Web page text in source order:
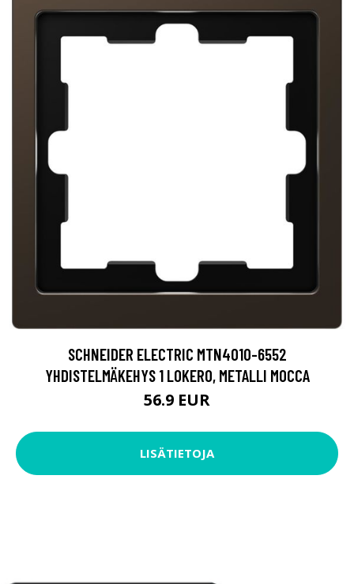
SCHNEIDER ELECTRIC MTN4010-6552
YHDISTELMÄKEHYS 1 LOKERO, METALLI MOCCA
56.9 EUR
LISÄTIETOJA